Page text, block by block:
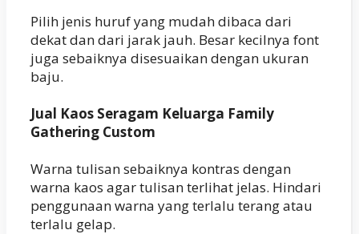
Pilih jenis huruf yang mudah dibaca dari
dekat dan dari jarak jauh. Besar kecilnya font
juga sebaiknya disesuaikan dengan ukuran
baju.
Jual Kaos Seragam Keluarga Family
Gathering Custom
Warna tulisan sebaiknya kontras dengan
warna kaos agar tulisan terlihat jelas. Hindari
penggunaan warna yang terlalu terang atau
terlalu gelap.